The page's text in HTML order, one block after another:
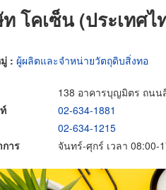
โคเซ็น (ประเทศไ
: ผู้ผลิตและจำหน่ายวัตถุดิบสิ่งทอ
138 อาคารบุญมิตร ถนน
02-634-1881
02-634-1215
การ
จันทร์-ศุกร์ เวลา 08:00-